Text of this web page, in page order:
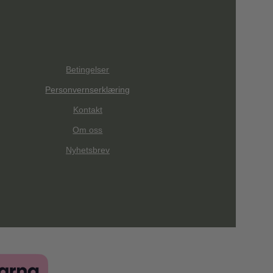
Betingelser
Personvernserklæring
Kontakt
Om oss
Nyhetsbrev